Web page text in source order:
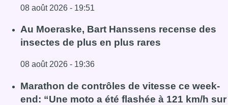
08 août 2026 - 19:51
Lire l'article Un nouveau club de MMA ouvre ses portes à
Au Moeraske, Bart Hanssens recense des
insectes de plus en plus rares
08 août 2026 - 19:36
Lire l'article Au Moeraske, Bart Hanssens recense des
Marathon de contrôles de vitesse ce week-
end: “Une moto a été flashée à 121 km/h sur